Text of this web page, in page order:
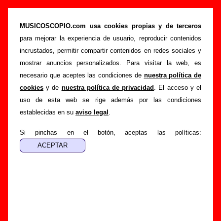
MUSICOSCOPIO.com usa cookies propias y de terceros
para mejorar la experiencia de usuario, reproducir contenidos
incrustados, permitir compartir contenidos en redes sociales y
mostrar anuncios personalizados. Para visitar la web, es
necesario que aceptes las condiciones de nuestra política de
cookies y de nuestra política de privacidad . El acceso y el
uso de esta web se rige además por las condiciones
establecidas en su aviso legal .
Si pinchas en el botón, aceptas las políticas:
Bunbury - Añadir o corregir información
Portada >Bunbury >Añadir
Si tienes información adicional, puedes enviar nueva
información o corregir la existente mediante el siguiente
formulario o escribiendo un e-mail a
guialven@musicoscopio.com.Gracias por tu
colaboración.
Nombre: